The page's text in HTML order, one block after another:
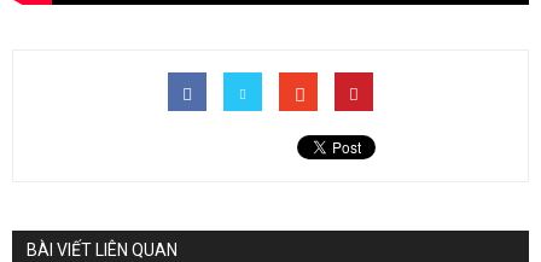
BÀI VIẾT LIÊN QUAN